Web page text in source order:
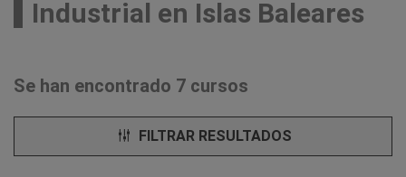
Industrial en Islas Baleares
Se han encontrado 7 cursos
FILTRAR RESULTADOS